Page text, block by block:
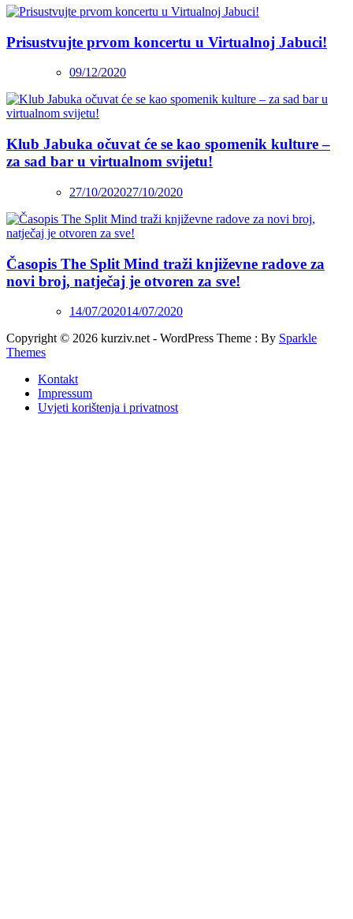
Prisustvujte prvom koncertu u Virtualnoj Jabuci!
09/12/2020
Klub Jabuka očuvat će se kao spomenik kulture –
za sad bar u virtualnom svijetu!
27/10/202027/10/2020
Časopis The Split Mind traži književne radove za
novi broj, natječaj je otvoren za sve!
14/07/202014/07/2020
Copyright © 2026 kurziv.net - WordPress Theme : By Sparkle
Themes
Kontakt
Impressum
Uvjeti korištenja i privatnost